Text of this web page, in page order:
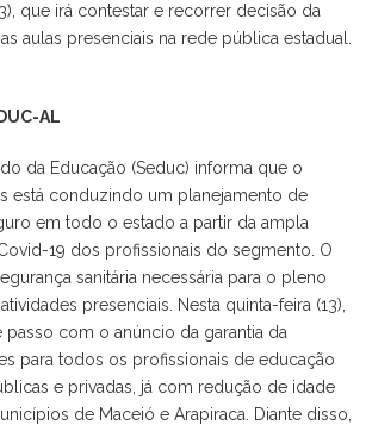
que irá contestar e recorrer decisão da
aulas presenciais na rede pública estadual.
AL
da Educação (Seduc) informa que o
está conduzindo um planejamento de
em todo o estado a partir da ampla
19 dos profissionais do segmento. O
sanitária necessária para o pleno
presenciais. Nesta quinta-feira (13),
com o anúncio da garantia da
para todos os profissionais de educação
e privadas, já com redução de idade
de Maceió e Arapiraca. Diante disso,